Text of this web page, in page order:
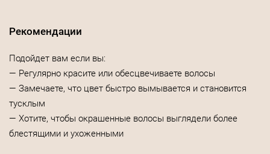
Рекомендации
Подойдет вам если вы:
— Регулярно красите или обесцвечиваете волосы
— Замечаете, что цвет быстро вымывается и становится
тусклым
— Хотите, чтобы окрашенные волосы выглядели более
блестящими и ухоженными